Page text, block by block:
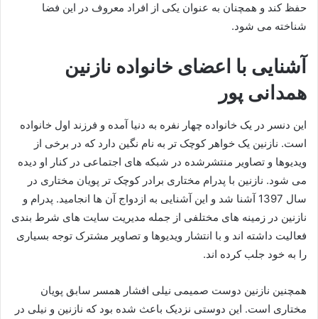
حفظ کند و همچنان به عنوان یکی از افراد معروف در این فضا
شناخته می‌ شود.
آشنایی با اعضای خانواده نازنین
همدانی پور
این دنسر در یک خانواده چهار نفره به دنیا آمده و فرزند اول خانواده
است. نازنین یک خواهر کوچک‌ تر به نام نگین دارد که در برخی از
ویدیوها و تصاویر منتشرشده در شبکه‌ های اجتماعی در کنار او دیده
می‌ شود. نازنین با پدرام مختاری برادر کوچک‌ تر پویان مختاری در
سال 1397 آشنا شد و این آشنایی به ازدواج آن‌ ها انجامید. پدرام و
نازنین در زمینه‌ های مختلفی از جمله مدیریت سایت‌ های شرط‌ بندی
فعالیت داشته‌ اند و با انتشار ویدیوها و تصاویر مشترک توجه بسیاری
را به خود جلب کرده‌ اند.
همچنین نازنین دوست صمیمی نیلی افشار همسر سابق پویان
مختاری است. این دوستی نزدیک باعث شده بود که نازنین و نیلی در